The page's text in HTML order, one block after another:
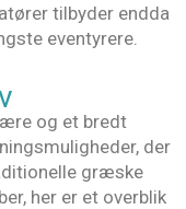
tilbyder endda
eventyrere.
og et bredt
der
græske
her er et overblik